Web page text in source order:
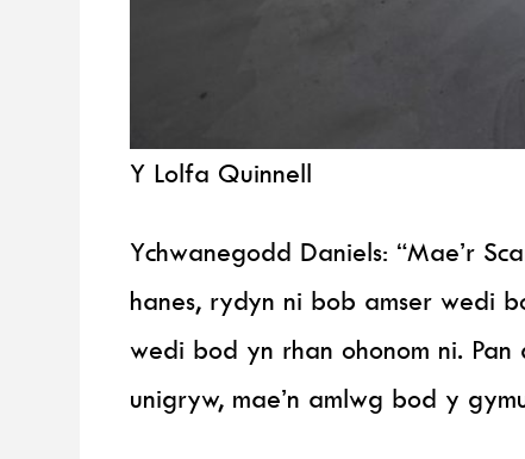
Y Lolfa Quinnell
Ychwanegodd Daniels: “Mae’r
hanes, rydyn ni bob amser wedi
wedi bod yn rhan ohonom ni.
unigryw, mae’n amlwg bod y